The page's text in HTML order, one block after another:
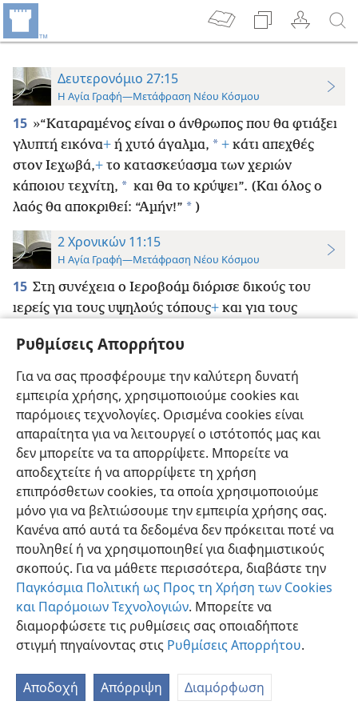
Ρυθμίσεις Απορρήτου
Για να σας προσφέρουμε την καλύτερη δυνατή
εμπειρία χρήσης, χρησιμοποιούμε cookies και
παρόμοιες τεχνολογίες. Ορισμένα cookies είναι
απαραίτητα για να λειτουργεί ο ιστότοπός μας και
δεν μπορείτε να τα απορρίψετε. Μπορείτε να
αποδεχτείτε ή να απορρίψετε τη χρήση
επιπρόσθετων cookies, τα οποία χρησιμοποιούμε
μόνο για να βελτιώσουμε την εμπειρία χρήσης σας.
Κανένα από αυτά τα δεδομένα δεν πρόκειται ποτέ να
πουληθεί ή να χρησιμοποιηθεί για διαφημιστικούς
σκοπούς. Για να μάθετε περισσότερα, διαβάστε την
Παγκόσμια Πολιτική ως Προς τη Χρήση των Cookies
και Παρόμοιων Τεχνολογιών. Μπορείτε να
διαμορφώσετε τις ρυθμίσεις σας οποιαδήποτε
στιγμή πηγαίνοντας στις Ρυθμίσεις Απορρήτου.
Αποδοχή Απόρριψη Διαμόρφωση
Δευτερονόμιο 27:15
Η Αγία Γραφή—Μετάφραση Νέου Κόσμου
15 »“Καταραμένος είναι ο άνθρωπος που θα φτιάξει
γλυπτή εικόνα+ ή χυτό άγαλμα, * + κάτι απεχθές
στον Ιεχωβά,+ το κατασκεύασμα των χεριών
κάποιου τεχνίτη, * και θα το κρύψει”. (Και όλος ο
λαός θα αποκριθεί: “Αμήν!” * )
2 Χρονικών 11:15
Η Αγία Γραφή—Μετάφραση Νέου Κόσμου
15 Στη συνέχεια ο Ιεροβοάμ διόρισε δικούς του
ιερείς για τους υψηλούς τόπους+ και για τους
είχε φτιάξει.+
Ελληνική Προτιμήσεις
Copyright© 2026 Watch Tower Bible and Tract Society of Pennsylvania
Πολιτική Απορρήτου
Ρυθμίσεις Απορρήτου
JW.ORG
Σύνδεση